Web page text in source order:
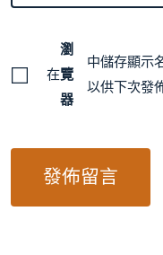
在
瀏
覽
器
中儲存顯示
以供下次發